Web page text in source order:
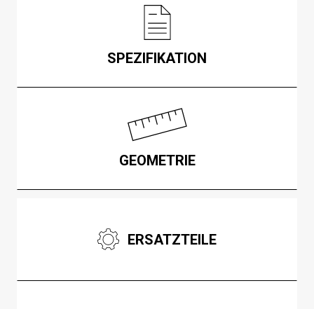
SPEZIFIKATION
GEOMETRIE
ERSATZTEILE